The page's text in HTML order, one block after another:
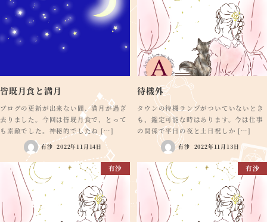
皆既月食と満月
ブログの更新が出来ない間、満月が過ぎ
去りました。今回は皆既月食で、とって
も素敵でした。神秘的でしたね […]
有沙 2022年11月14日
待機外
タウンの待機ランプがついていないとき
も、鑑定可能な時はあります。今は仕事
の関係で平日の夜と土日祝しか […]
有沙 2022年11月13日
有沙 有沙